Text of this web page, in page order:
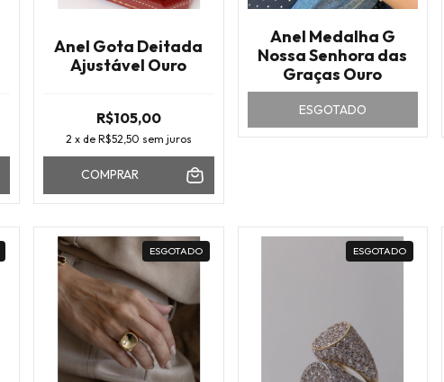
Anel Gota Deitada
Ajustável Ouro
R$105,00
2 x de R$52,50 sem juros
COMPRAR
Anel Medalha G
Nossa Senhora das
Graças Ouro
ESGOTADO
ESGOTADO ESGOTADO